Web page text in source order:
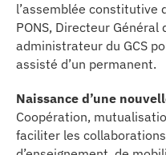
CONNECTÉ
l’assemblée constitutive
PONS, Directeur Général
administrateur du GCS
assisté d’un permanent.
Naissance d’une
Coopération,
faciliter les